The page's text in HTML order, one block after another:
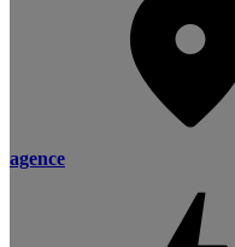
agence